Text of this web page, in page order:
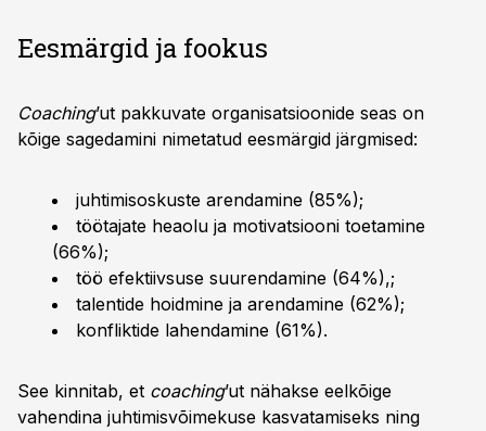
Eesmärgid ja fookus
Coaching’ut pakkuvate organisatsioonide seas on
kõige sagedamini nimetatud eesmärgid järgmised:
juhtimisoskuste arendamine (85%);
töötajate heaolu ja motivatsiooni toetamine
(66%);
töö efektiivsuse suurendamine (64%),;
talentide hoidmine ja arendamine (62%);
konfliktide lahendamine (61%).
See kinnitab, et coaching’ut nähakse eelkõige
vahendina juhtimisvõimekuse kasvatamiseks ning